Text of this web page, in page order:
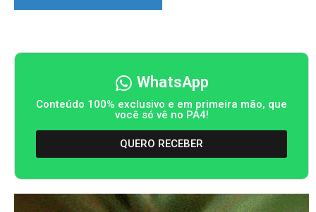
WhatsApp
Conteúdo 100% exclusivo e em primeira mão, que
você só vê no PA4!
QUERO RECEBER